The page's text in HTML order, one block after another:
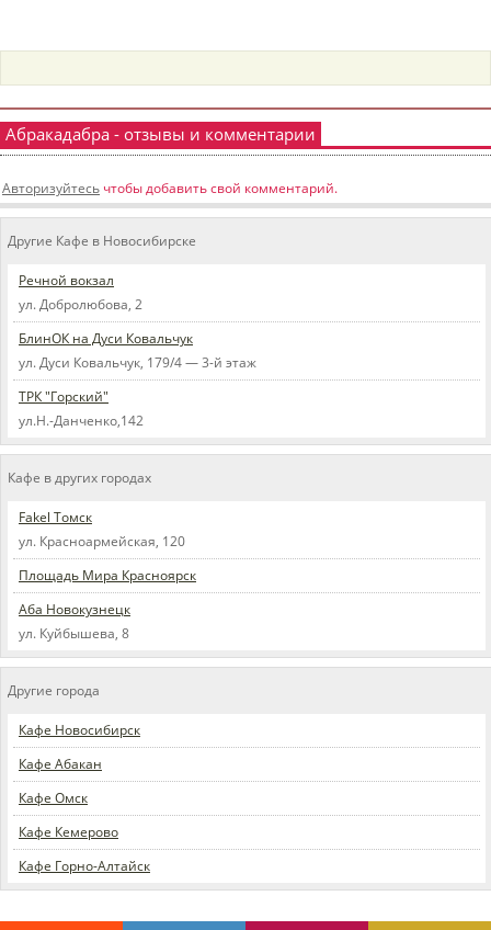
пїЅпїЅпїЅ
пїЅпїЅпїЅпїЅпїЅпїЅпїЅпїЅпїЅ
пїЅпїЅпїЅ пїЅпїЅпїЅпїЅпїЅ
пїЅпїЅпїЅ пїЅпїЅпїЅпїЅпїЅпїЅ
пїЅпїЅпїЅпїЅпїЅ
пїЅпїЅпїЅпїЅпїЅпїЅпїЅпїЅпїЅпїЅ
Абракадабра - отзывы и комментарии
Авторизуйтесь чтобы добавить свой комментарий.
Другие Кафе в Новосибирске
Речной вокзал
ул. Добролюбова, 2
БлинОК на Дуси Ковальчук
ул. Дуси Ковальчук, 179/4 — 3-й этаж
ТРК "Горский"
ул.Н.-Данченко,142
Кафе в других городах
Fakel Томск
ул. Красноармейская, 120
Площадь Мира Красноярск
Аба Новокузнецк
ул. Куйбышева, 8
Другие города
Кафе Новосибирск
Кафе Абакан
Кафе Омск
Кафе Кемерово
Кафе Горно-Алтайск